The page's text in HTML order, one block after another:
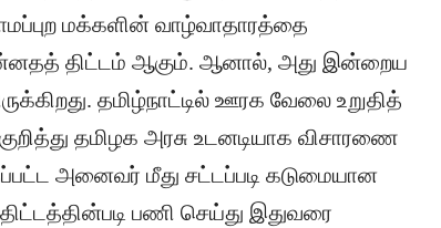
மக்களின் வாழ்வாதாரத்தை
திட்டம் ஆகும். ஆனால், அது இன்றைய
தமிழ்நாட்டில் ஊரக வேலை உறுதித்
தமிழக அரசு உடனடியாக விசாரணை
அனைவர் மீது சட்டப்படி கடுமையான
பணி செய்து இதுவரை